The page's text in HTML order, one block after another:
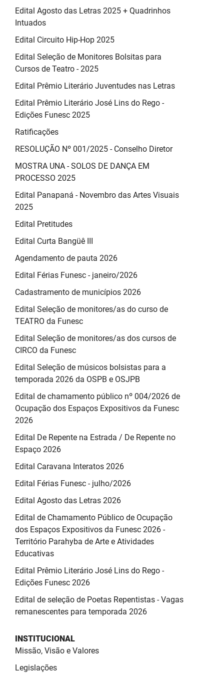
Edital Agosto das Letras 2025 + Quadrinhos
Intuados
Edital Circuito Hip-Hop 2025
Edital Seleção de Monitores Bolsitas para
Cursos de Teatro - 2025
Edital Prêmio Literário Juventudes nas Letras
Edital Prêmio Literário José Lins do Rego -
Edições Funesc 2025
Ratificações
RESOLUÇÃO Nº 001/2025 - Conselho Diretor
MOSTRA UNA - SOLOS DE DANÇA EM
PROCESSO 2025
Edital Panapaná - Novembro das Artes Visuais
2025
Edital Pretitudes
Edital Curta Bangüê III
Agendamento de pauta 2026
Edital Férias Funesc - janeiro/2026
Cadastramento de municípios 2026
Edital Seleção de monitores/as do curso de
TEATRO da Funesc
Edital Seleção de monitores/as dos cursos de
CIRCO da Funesc
Edital Seleção de músicos bolsistas para a
temporada 2026 da OSPB e OSJPB
Edital de chamamento público nº 004/2026 de
Ocupação dos Espaços Expositivos da Funesc
2026
Edital De Repente na Estrada / De Repente no
Espaço 2026
Edital Caravana Interatos 2026
Edital Férias Funesc - julho/2026
Edital Agosto das Letras 2026
Edital de Chamamento Público de Ocupação
dos Espaços Expositivos da Funesc 2026 -
Território Parahyba de Arte e Atividades
Educativas
Edital Prêmio Literário José Lins do Rego -
Edições Funesc 2026
Edital de seleção de Poetas Repentistas - Vagas
remanescentes para temporada 2026
INSTITUCIONAL
Missão, Visão e Valores
Legislações